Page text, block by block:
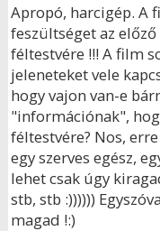
Apropó, harcigép. A
feszültséget az
féltestvére !!! A film
jeleneteket vele
hogy vajon van-e
"információnak",
féltestvére? Nos,
egy szerves egész,
lehet csak úgy
stb, stb :))))))
magad !:)